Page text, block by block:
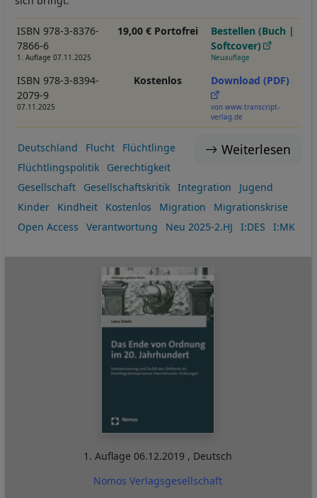
ISBN 978-3-8376-
7866-6
1. Auflage 07.11.2025
19,00 € Portofrei
Bestellen (Buch |
Softcover)
Neuauflage
ISBN 978-3-8394-
2079-9
07.11.2025
Kostenlos Download (PDF)
von www.transcript-
verlag.de
Weiterlesen
Deutschland Flucht
Flüchtlinge
Flüchtlingspolitik
Gerechtigkeit
Gesellschaft
Gesellschaftskritik Integration
Jugend
Kinder
Kindheit Kostenlos Migration
Migrationskrise
Open Access
Verantwortung Neu 2025-2.HJ I:DES I:MK
1. Auflage06.12.2019 , Deutsch
Nomos Verlagsgesellschaft